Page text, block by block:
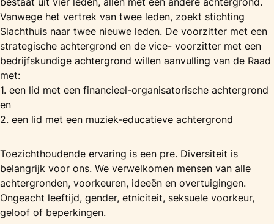
Vanwege het vertrek van twee leden, zoekt stichting
Slachthuis naar twee nieuwe leden. De voorzitter met een
strategische achtergrond en de vice- voorzitter met een
bedrijfskundige achtergrond willen aanvulling van de Raad
met:
1. een lid met een financieel-organisatorische achtergrond
en
2. een lid met een muziek-educatieve achtergrond
Toezichthoudende ervaring is een pre. Diversiteit is
belangrijk voor ons. We verwelkomen mensen van alle
achtergronden, voorkeuren, ideeën en overtuigingen.
Ongeacht leeftijd, gender, etniciteit, seksuele voorkeur,
geloof of beperkingen.